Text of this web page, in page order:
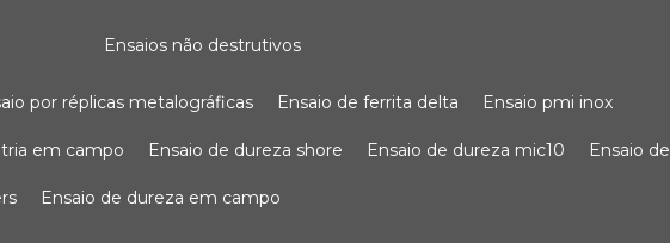
ensaios não destrutivos
por réplicas metalográficas ensaio de ferrita delta ensaio pmi inox
em campo ensaio de dureza shore ensaio de dureza mic10 ensaio
ensaio de dureza em campo